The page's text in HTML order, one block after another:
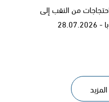
من النقب إلى